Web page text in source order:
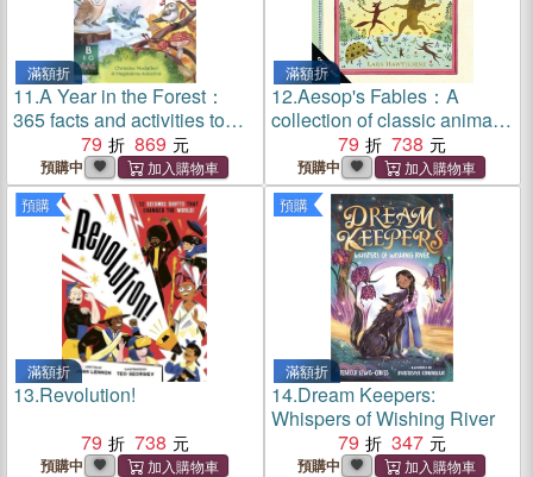
滿額折
11.A Year in the Forest：
365 facts and activities to
inspire you all year round
79 869
預購中
滿額折
12.Aesop's Fables：A
collection of classic animal
stories to treasure
79 738
預購中
預購
滿額折
13.Revolution!
79
738
預購中
預購
滿額折
14.Dream Keepers:
Whispers of Wishing River
79
347
預購中